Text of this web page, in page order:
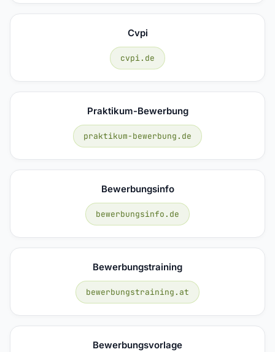
Cvpi
cvpi.de
Praktikum-Bewerbung
praktikum-bewerbung.de
Bewerbungsinfo
bewerbungsinfo.de
Bewerbungstraining
bewerbungstraining.at
Bewerbungsvorlage